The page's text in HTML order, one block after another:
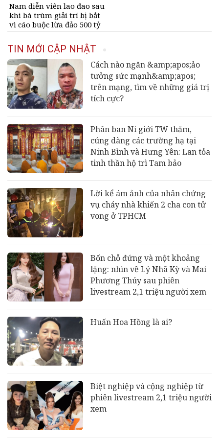
Nam diễn viên lao đao sau
khi bà trùm giải trí bị bắt
vì cáo buộc lừa đảo 500 tỷ
TIN MỚI CẬP NHẬT
Cách nào ngăn &amp;apos;ảo
tưởng sức mạnh&amp;apos;
trên mạng, tìm về những giá trị
tích cực?
Phân ban Ni giới TW thăm,
cúng dàng các trường hạ tại
Ninh Bình và Hưng Yên: Lan tỏa
tinh thần hộ trì Tam bảo
Lời kể ám ảnh của nhân chứng
vụ cháy nhà khiến 2 cha con tử
vong ở TPHCM
Bốn chỗ đứng và một khoảng
lặng: nhìn về Lý Nhã Kỳ và Mai
Phương Thúy sau phiên
livestream 2,1 triệu người xem
Huấn Hoa Hồng là ai?
Biệt nghiệp và cộng nghiệp từ
phiên livestream 2,1 triệu người
xem